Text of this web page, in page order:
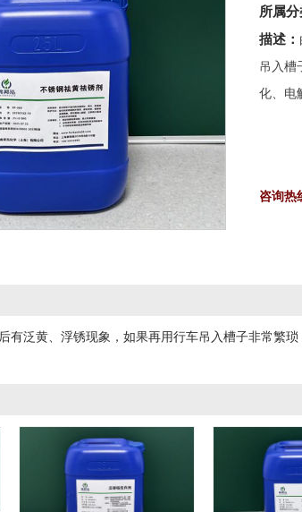
所属分
描述：
吊入槽
化、电
咨询热
有泛黄、浮锈现象，如果再用行车吊入槽子非常繁